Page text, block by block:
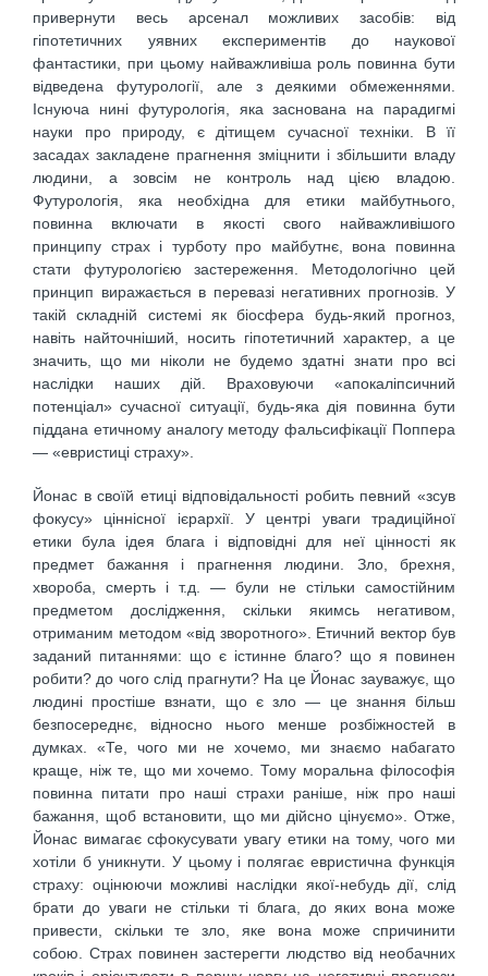
привернути весь арсенал можливих засобів: від
гіпотетичних уявних експериментів до наукової
фантастики, при цьому найважливіша роль повинна бути
відведена футурології, але з деякими обмеженнями.
Існуюча нині футурологія, яка заснована на парадигмі
науки про природу, є дітищем сучасної техніки. В її
засадах закладене прагнення зміцнити і збільшити владу
людини, а зовсім не контроль над цією владою.
Футурологія, яка необхідна для етики майбутнього,
повинна включати в якості свого найважливішого
принципу страх і турботу про майбутнє, вона повинна
стати футурологією застереження. Методологічно цей
принцип виражається в перевазі негативних прогнозів. У
такій складній системі як біосфера будь-який прогноз,
навіть найточніший, носить гіпотетичний характер, а це
значить, що ми ніколи не будемо здатні знати про всі
наслідки наших дій. Враховуючи «апокаліпсичний
потенціал» сучасної ситуації, будь-яка дія повинна бути
піддана етичному аналогу методу фальсифікації Поппера
— «евристиці страху».
Йонас в своїй етиці відповідальності робить певний «зсув
фокусу» ціннісної ієрархії. У центрі уваги традиційної
етики була ідея блага і відповідні для неї цінності як
предмет бажання і прагнення людини. Зло, брехня,
хвороба, смерть і т.д. — були не стільки самостійним
предметом дослідження, скільки якимсь негативом,
отриманим методом «від зворотного». Етичний вектор був
заданий питаннями: що є істинне благо? що я повинен
робити? до чого слід прагнути? На це Йонас зауважує, що
людині простіше взнати, що є зло — це знання більш
безпосереднє, відносно нього менше розбіжностей в
думках. «Те, чого ми не хочемо, ми знаємо набагато
краще, ніж те, що ми хочемо. Тому моральна філософія
повинна питати про наші страхи раніше, ніж про наші
бажання, щоб встановити, що ми дійсно цінуємо». Отже,
Йонас вимагає сфокусувати увагу етики на тому, чого ми
хотіли б уникнути. У цьому і полягає евристична функція
страху: оцінюючи можливі наслідки якої-небудь дії, слід
брати до уваги не стільки ті блага, до яких вона може
привести, скільки те зло, яке вона може спричинити
собою. Страх повинен застерегти людство від необачних